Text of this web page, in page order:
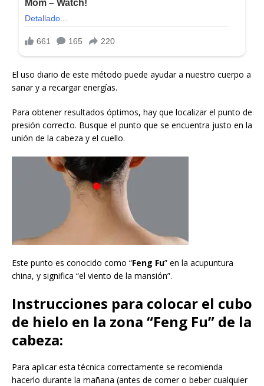
El uso diario de este método puede ayudar a nuestro cuerpo a
sanar y a recargar energías.
Para obtener resultados óptimos, hay que localizar el punto de
presión correcto. Busque el punto que se encuentra justo en la
unión de la cabeza y el cuello.
Este punto es conocido como “Feng Fu” en la acupuntura
china, y significa “el viento de la mansión”.
Instrucciones para colocar el cubo
de hielo en la zona “Feng Fu” de la
cabeza:
Para aplicar esta técnica correctamente se recomienda
hacerlo durante la mañana (antes de comer o beber cualquier